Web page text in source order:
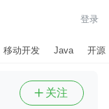
登录
移动开发 Java 开源
 关注